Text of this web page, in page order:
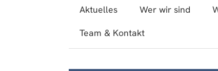
Aktuelles Wer wir sind
Team & Kontakt